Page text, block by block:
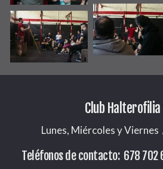
Club Halterofilia
Lunes, Miércoles y
Teléfonos de contacto: 678 702